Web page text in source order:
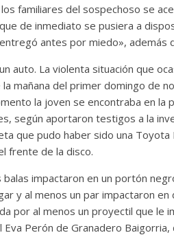
los familiares del sospechoso se
de inmediato se pusiera a
antes por miedo», además
auto. La violenta situación que
la mañana del primer domingo de
la joven se encontraba en la
según aportaron testigos a la
que pudo haber sido una
frente de la disco.
balas impactaron en un portón
y al menos un par impactaron
por al menos un proyectil que le
Eva Perón de Granadero Baigorria,